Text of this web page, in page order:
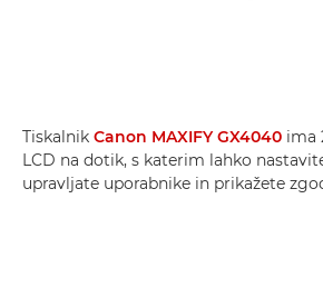
Tiskalnik Canon MAXIFY GX4040 ima
LCD na dotik, s katerim lahko
upravljate uporabnike in prikažete